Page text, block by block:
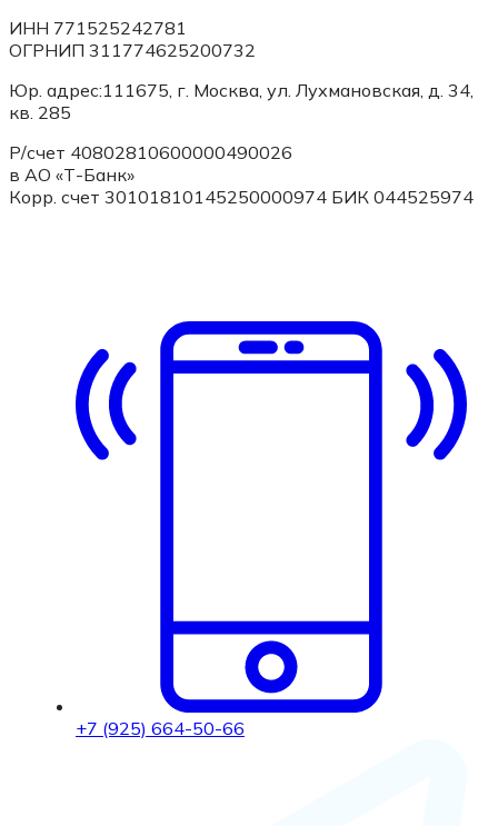
ИНН 771525242781
ОГРНИП 311774625200732
Юр. адрес:111675, г. Москва, ул. Лухмановская, д. 34,
кв. 285
Р/счет 40802810600000490026
в АО «Т-Банк»
Корр. счет 30101810145250000974 БИК 044525974
+7 (925) 664-50-66